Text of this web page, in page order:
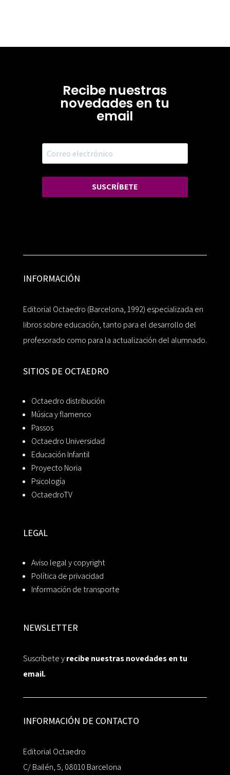
Recibe nuestras
novedades en tu
email
SUSCRÍBETE
INFORMACIÓN
Editorial Octaedro (Barcelona, 1992) especializada en
libros sobre educación, tanto para el desarrollo del
profesorado como para la actualización del alumnado.
SITIOS DE OCTAEDRO
Octaedro distribución
Música y flamenco
Passos
Octaedro Universidad
Educación Infantil
Proyecto Noria
Psicología
OctaedroTV
LEGAL
Aviso legal y copyright
Política de privacidad
Información de transporte
NEWSLETTER
Suscríbete yrecibe nuestras novedades en tu
email.
INFORMACIÓN DE CONTACTO
Editorial Octaedro
C/ Bailén, 5, 08010 Barcelona